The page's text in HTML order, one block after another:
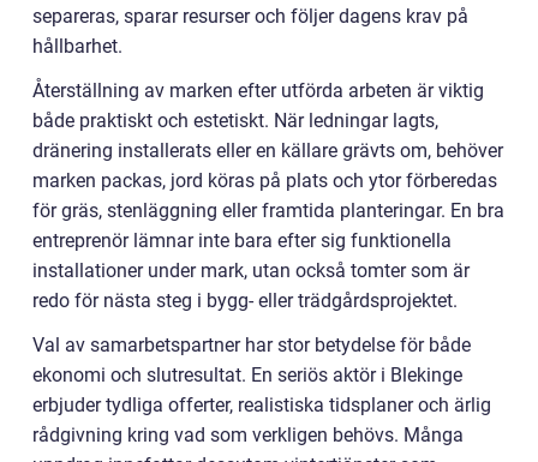
separeras, sparar resurser och följer dagens krav på
hållbarhet.
Återställning av marken efter utförda arbeten är viktig
både praktiskt och estetiskt. När ledningar lagts,
dränering installerats eller en källare grävts om, behöver
marken packas, jord köras på plats och ytor förberedas
för gräs, stenläggning eller framtida planteringar. En bra
entreprenör lämnar inte bara efter sig funktionella
installationer under mark, utan också tomter som är
redo för nästa steg i bygg- eller trädgårdsprojektet.
Val av samarbetspartner har stor betydelse för både
ekonomi och slutresultat. En seriös aktör i Blekinge
erbjuder tydliga offerter, realistiska tidsplaner och ärlig
rådgivning kring vad som verkligen behövs. Många